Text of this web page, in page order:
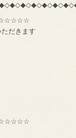
だきます